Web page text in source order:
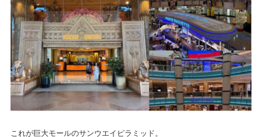
これが巨大モールのサンウエイピラミッド。